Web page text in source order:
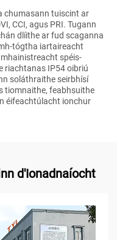
chumasann tuiscint ar
CCI, agus PRI. Tugann
dlíithe ar fud scaganna
tógtha iartaireacht
spéis-
riachtanas IP54 oibriú
soláthraithe seirbhísí
tiomnaithe, feabhsuithe
éifeachtúlacht ionchur
d'Ionadnaíocht